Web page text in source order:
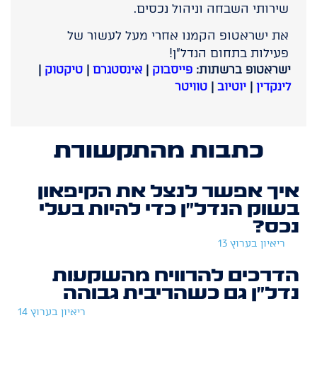
שירותי השבחה וניהול נכסים.
את ישראטופ הקמנו אחרי מעל לעשור של
פעילות בתחום הנדל״ן!
ישראטופ ברשתות: פייסבוק | אינסטגרם | טיקטוק |
לינקדין | יוטיוב | טוויטר
כתבות מהתקשורת
איך אפשר לנצל את הקיפאון
בשוק הנדל״ן כדי להיות בעלי
נכס?
ריאיון בערוץ 13
הדרכים להרוויח מהשקעות
נדל״ן גם כשהריבית גבוהה
ריאיון בערוץ 14